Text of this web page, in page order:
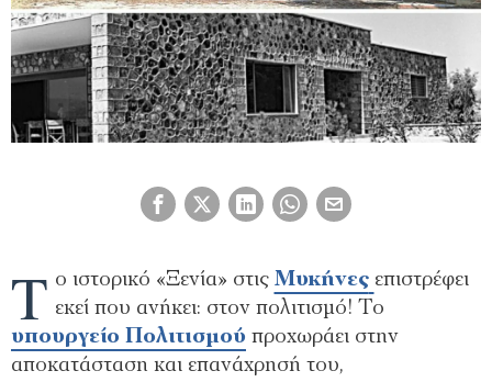
Τ ο ιστορικό «Ξενία» στις Μυκήνες επιστρέφει
εκεί που ανήκει: στον πολιτισμό! Το
υπουργείο Πολιτισμού προχωράει στην
αποκατάσταση και επανάχρησή του,